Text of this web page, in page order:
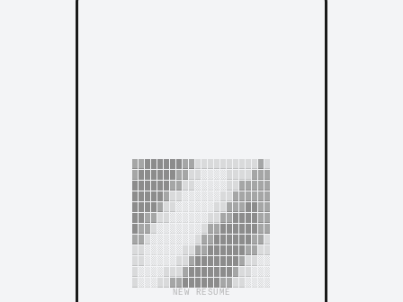
▓██████▓▓▒▒░░░░▒▒▒▒▓▓▓
██████▓▓▒▒░░░░░▒▒▓▓▓▓▓
█████▓▒▒░░░░░░▒▒▓▓▓▓▓▓
████▓▒▒░░░░░░▒▒▓▓▓██▓▓
██▓▓▒▒░░░░░░▒▒▓▓████▓▓
█▓▓▒░░░░░░░▒▓▓██████▓▓
▓▓▒░░░░░░░▒▓▓██████▓▓▒
▒▒░░░░░░▒▒▓▓██████▓▓▒▒
▒▒░░░░░▒▒▓███████▓▒▒░░
▒░░░░▒▒▒▓███████▓▒▒░░░
▒░░░▒▒▓▓██████▓▓▒▒░░░░
NEW RESUME